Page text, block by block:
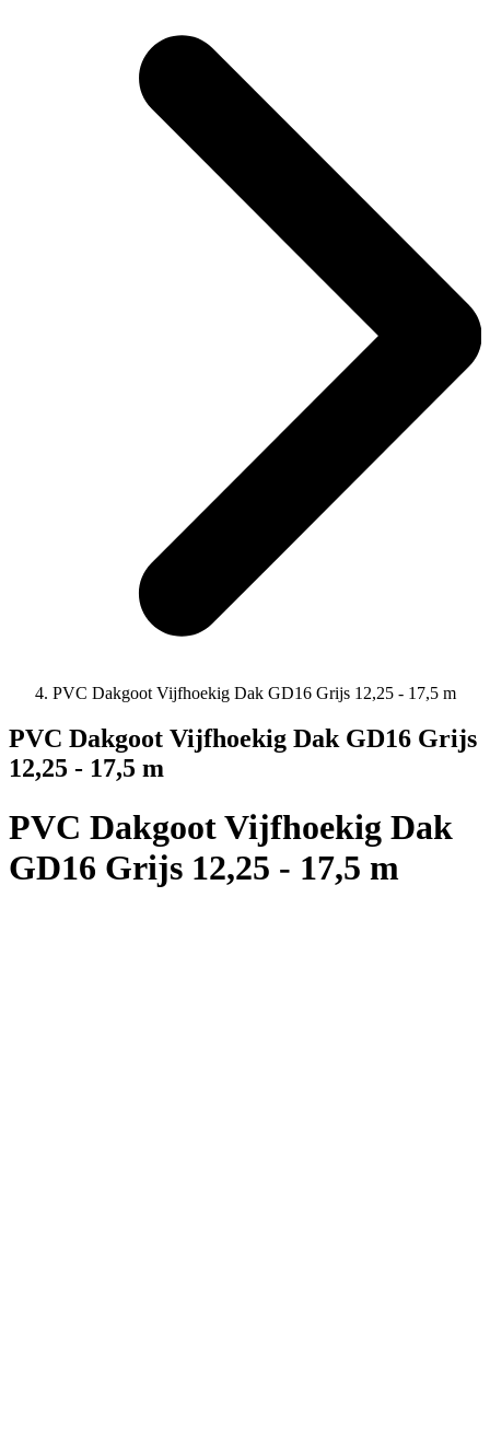
PVC Dakgoot Vijfhoekig Dak GD16 Grijs 12,25 - 17,5 m
PVC Dakgoot Vijfhoekig Dak GD16 Grijs
12,25 - 17,5 m
PVC Dakgoot Vijfhoekig Dak
GD16 Grijs 12,25 - 17,5 m